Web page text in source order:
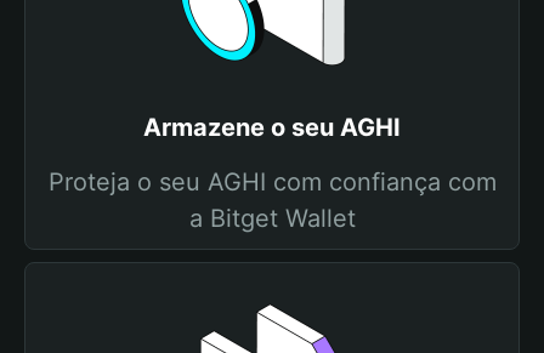
Armazene o seu AGHI
Proteja o seu AGHI com confiança com
a Bitget Wallet